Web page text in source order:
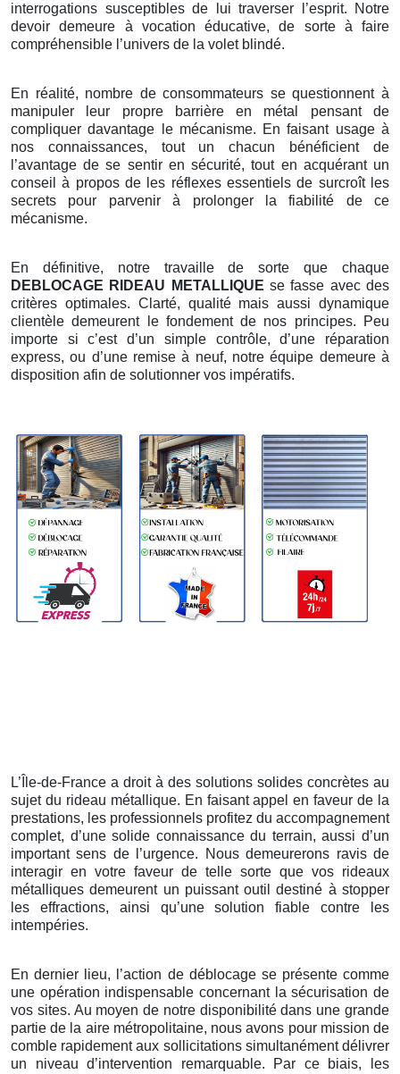
interrogations susceptibles de lui traverser l’esprit. Notre
devoir demeure à vocation éducative, de sorte à faire
compréhensible l’univers de la volet blindé.
En réalité, nombre de consommateurs se questionnent à
manipuler leur propre barrière en métal pensant de
compliquer davantage le mécanisme. En faisant usage à
nos connaissances, tout un chacun bénéficient de
l’avantage de se sentir en sécurité, tout en acquérant un
conseil à propos de les réflexes essentiels de surcroît les
secrets pour parvenir à prolonger la fiabilité de ce
mécanisme.
En définitive, notre travaille de sorte que chaque
DEBLOCAGE RIDEAU METALLIQUE se fasse avec des
critères optimales. Clarté, qualité mais aussi dynamique
clientèle demeurent le fondement de nos principes. Peu
importe si c’est d’un simple contrôle, d’une réparation
express, ou d’une remise à neuf, notre équipe demeure à
disposition afin de solutionner vos impératifs.
L’Île-de-France a droit à des solutions solides concrètes au
sujet du rideau métallique. En faisant appel en faveur de la
prestations, les professionnels profitez du accompagnement
complet, d’une solide connaissance du terrain, aussi d’un
important sens de l’urgence. Nous demeurerons ravis de
interagir en votre faveur de telle sorte que vos rideaux
métalliques demeurent un puissant outil destiné à stopper
les effractions, ainsi qu’une solution fiable contre les
intempéries.
En dernier lieu, l’action de déblocage se présente comme
une opération indispensable concernant la sécurisation de
vos sites. Au moyen de notre disponibilité dans une grande
partie de la aire métropolitaine, nous avons pour mission de
comble rapidement aux sollicitations simultanément délivrer
un niveau d’intervention remarquable. Par ce biais, les